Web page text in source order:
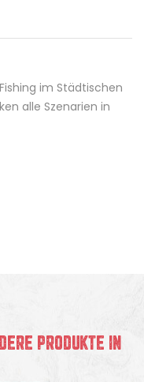
im Städtischen
alle Szenarien in
PRODUKTE IN